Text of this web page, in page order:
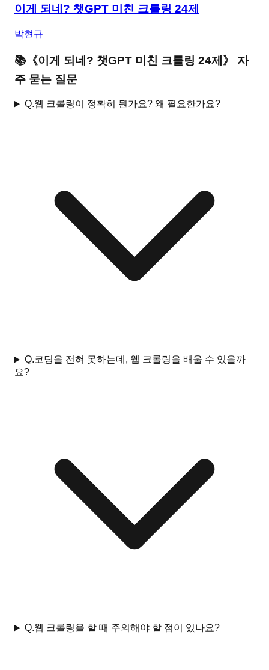
이게 되네? 챗GPT 미친 크롤링 24제
박현규
📚 《이게 되네? 챗GPT 미친 크롤링 24제 》 자
주 묻는 질문
Q.웹 크롤링이 정확히 뭔가요? 왜 필요한가요?
Q.코딩을 전혀 못하는데, 웹 크롤링을 배울 수 있을까
요?
Q.웹 크롤링을 할 때 주의해야 할 점이 있나요?